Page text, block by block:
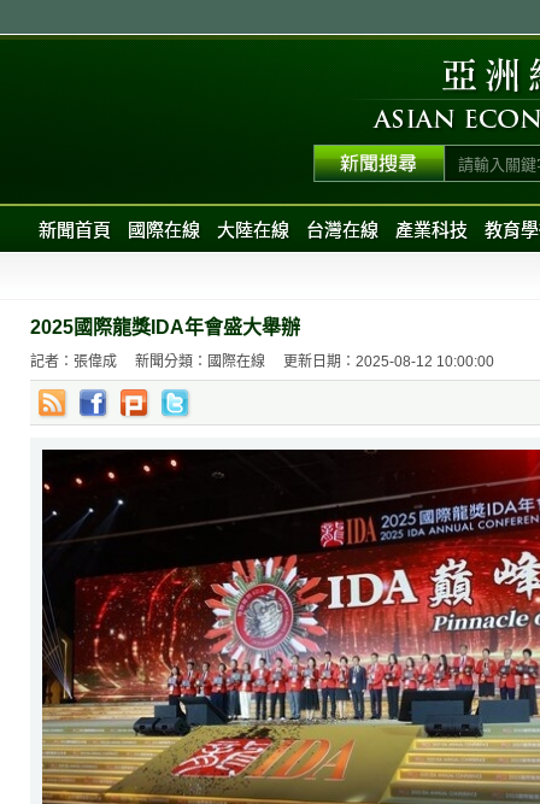
新聞首頁 國際在線 大陸在線 台灣在線 產業科技 教育
2025國際龍獎IDA年會盛大舉辦
記者：張偉成 新聞分類：國際在線 更新日期：2025-08-12 10:00:00